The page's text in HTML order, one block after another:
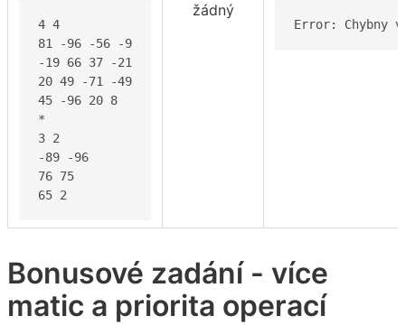
4 4
81 -96 -56 -9
-19 66 37 -21
20 49 -71 -49
45 -96 20 8
*
3 2
-89 -96
76 75
65 2
žádný
Error: Chybny
Bonusové zadání - více
matic a priorita operací